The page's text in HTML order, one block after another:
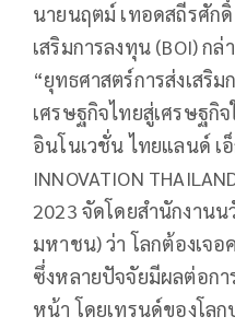
นายนฤตม์ เทอดสถีรศัก
เสริมการลงทุน (BOI) ก
“ยุทธศาสตร์การส่งเสริ
เศรษฐกิจไทยสู่เศรษฐกิ
อินโนเวชั่น ไทยแลนด์ เ
INNOVATION
2023 จัดโดยสำนักงาน
มหาชน) ว่า โลกต้องเจ
ซึ่งหลายปัจจัยมีผลต่อกา
หน้า โดยเทรนด์ของโล